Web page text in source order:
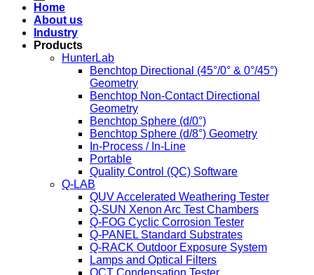
Home
About us
Industry
Products
HunterLab
Benchtop Directional (45°/0° & 0°/45°)
Geometry
Benchtop Non-Contact Directional
Geometry
Benchtop Sphere (d/0°)
Benchtop Sphere (d/8°) Geometry
In-Process / In-Line
Portable
Quality Control (QC) Software
Q-LAB
QUV Accelerated Weathering Tester
Q-SUN Xenon Arc Test Chambers
Q-FOG Cyclic Corrosion Tester
Q-PANEL Standard Substrates
Q-RACK Outdoor Exposure System
Lamps and Optical Filters
QCT Condensation Tester